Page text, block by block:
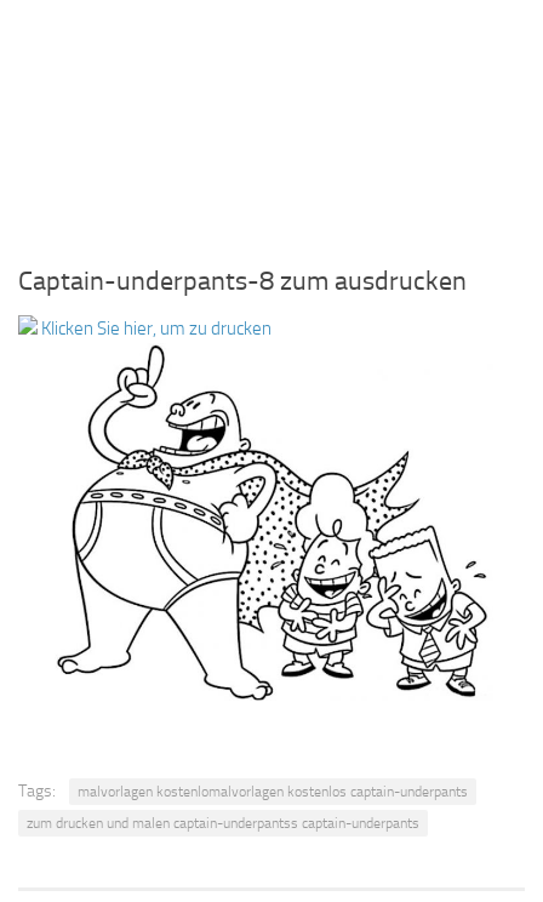
Captain-underpants-8 zum ausdrucken
Klicken Sie hier, um zu drucken
Tags:
malvorlagen kostenlomalvorlagen kostenlos captain-underpants
zum drucken und malen captain-underpantss captain-underpants